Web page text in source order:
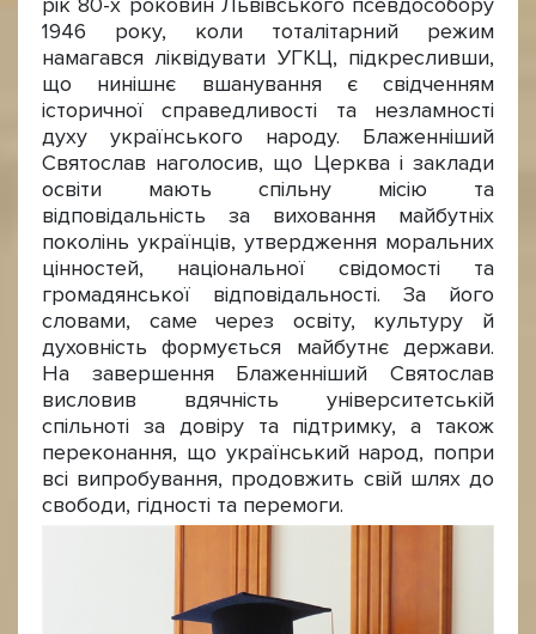
рік 80-х роковин Львівського псевдособору
1946 року, коли тоталітарний режим
намагався ліквідувати УГКЦ, підкресливши,
що нинішнє вшанування є свідченням
історичної справедливості та незламності
духу українського народу. Блаженніший
Святослав наголосив, що Церква і заклади
освіти мають спільну місію та
відповідальність за виховання майбутніх
поколінь українців, утвердження моральних
цінностей, національної свідомості та
громадянської відповідальності. За його
словами, саме через освіту, культуру й
духовність формується майбутнє держави.
На завершення Блаженніший Святослав
висловив вдячність університетській
спільноті за довіру та підтримку, а також
переконання, що український народ, попри
всі випробування, продовжить свій шлях до
свободи, гідності та перемоги.